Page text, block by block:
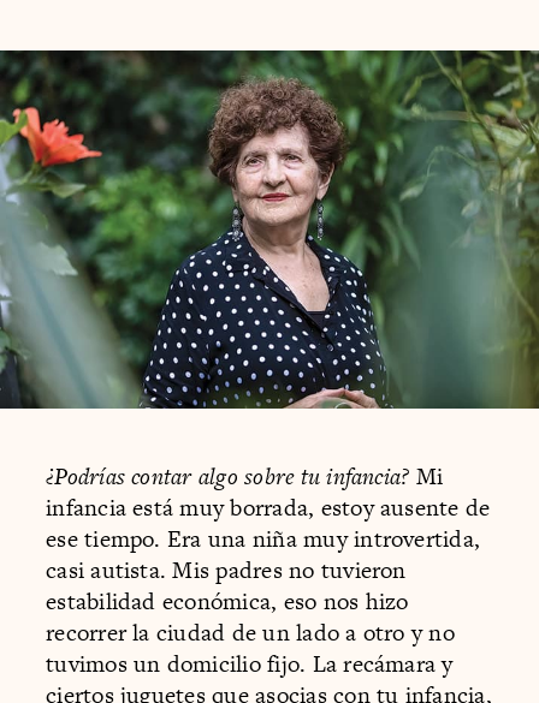
¿Podrías contar algo sobre tu infancia? Mi
infancia está muy borrada, estoy ausente de
ese tiempo. Era una niña muy introvertida,
casi autista. Mis padres no tuvieron
estabilidad económica, eso nos hizo
recorrer la ciudad de un lado a otro y no
tuvimos un domicilio fijo. La recámara y
ciertos juguetes que asocias con tu infancia,